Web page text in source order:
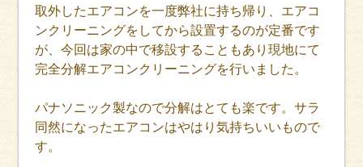
取外したエアコンを一度弊社に持ち帰り、エアコ
ンクリーニングをしてから設置するのが定番です
が、今回は家の中で移設することもあり現地にて
完全分解エアコンクリーニングを行いました。
パナソニック製なので分解はとても楽です。サラ
同然になったエアコンはやはり気持ちいいもので
す。